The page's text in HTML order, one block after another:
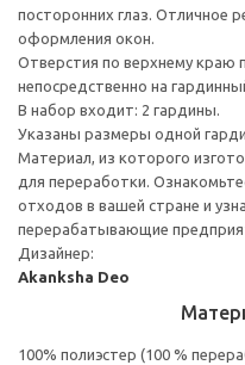
посторонних глаз. Отличное
оформления окон.
Отверстия по верхнему краю
непосредственно на
В набор входит: 2 гардины.
Указаны размеры одной
Материал, из которого
для переработки.
отходов в вашей стране и
перерабатывающие
Дизайнер:
Akanksha Deo
100% полиэстер (100 %